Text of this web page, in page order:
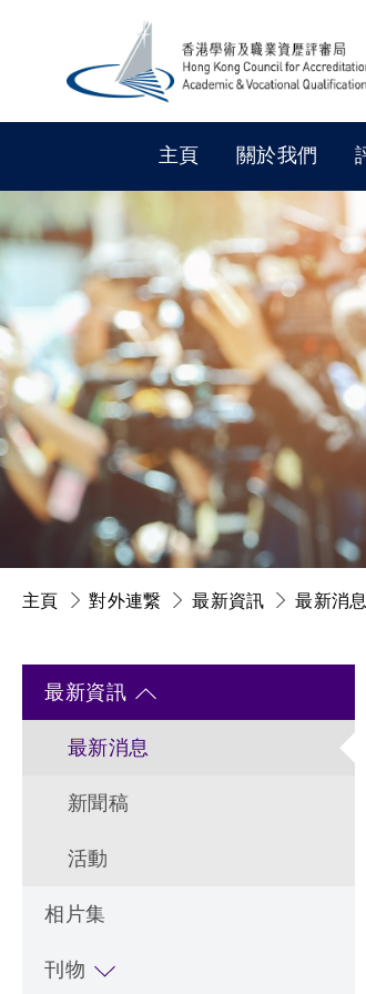
主頁 關於我們
主頁 對外連繋 最新資訊 最新消息
最新資訊
最新消息
新聞稿
活動
相片集
刊物